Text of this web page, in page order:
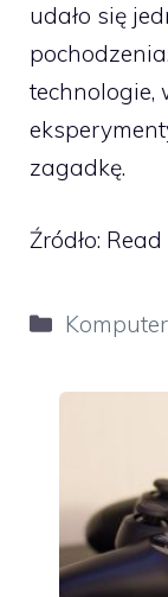
udało się
technologie,
zagadkę.
Źródło: Read
Kategorie